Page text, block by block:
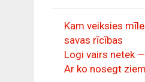
Kam veiksies
savas rīcības
Logi vairs netek
Ar ko nosegt